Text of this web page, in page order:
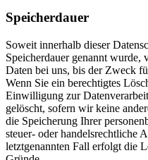
Speicherdauer
Soweit innerhalb dieser
Speicherdauer genannt wurde,
Daten bei uns, bis der Zweck
Wenn Sie ein berechtigtes
Einwilligung zur
gelöscht, sofern wir keine
die Speicherung Ihrer
steuer- oder handelsrechtliche
letztgenannten Fall erfolgt die